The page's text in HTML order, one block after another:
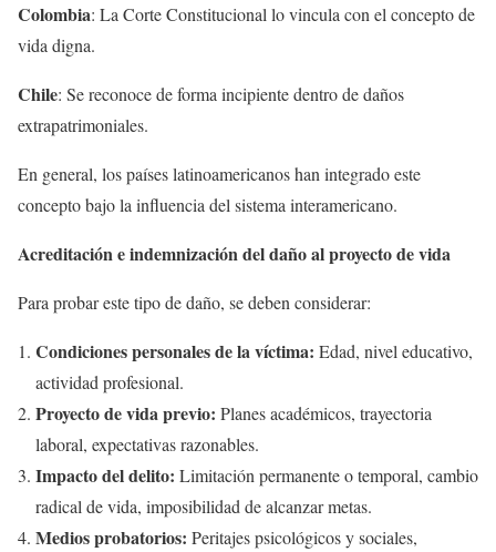
Colombia: La Corte Constitucional lo vincula con el concepto de
vida digna.
Chile: Se reconoce de forma incipiente dentro de daños
extrapatrimoniales.
En general, los países latinoamericanos han integrado este
concepto bajo la influencia del sistema interamericano.
Acreditación e indemnización del daño al proyecto de vida
Para probar este tipo de daño, se deben considerar:
Condiciones personales de la víctima: Edad, nivel educativo,
actividad profesional.
Proyecto de vida previo: Planes académicos, trayectoria
laboral, expectativas razonables.
Impacto del delito: Limitación permanente o temporal, cambio
radical de vida, imposibilidad de alcanzar metas.
Medios probatorios: Peritajes psicológicos y sociales,